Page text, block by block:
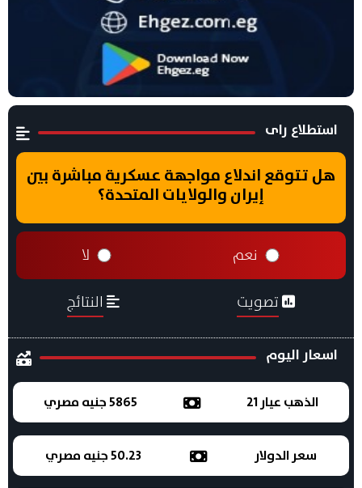
استطلاع راى
هل تتوقع اندلاع مواجهة عسكرية مباشرة بين
إيران والولايات المتحدة؟
نعم لا
تصويت النتائج
اسعار اليوم
الذهب عيار 21 5865 جنيه مصري
سعر الدولار 50.23 جنيه مصري